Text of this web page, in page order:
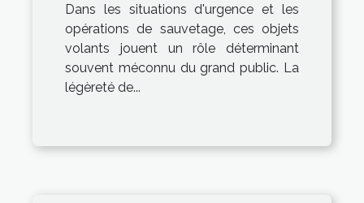
Dans les situations d'urgence et les
opérations de sauvetage, ces objets
volants jouent un rôle déterminant
souvent méconnu du grand public. La
légèreté de...